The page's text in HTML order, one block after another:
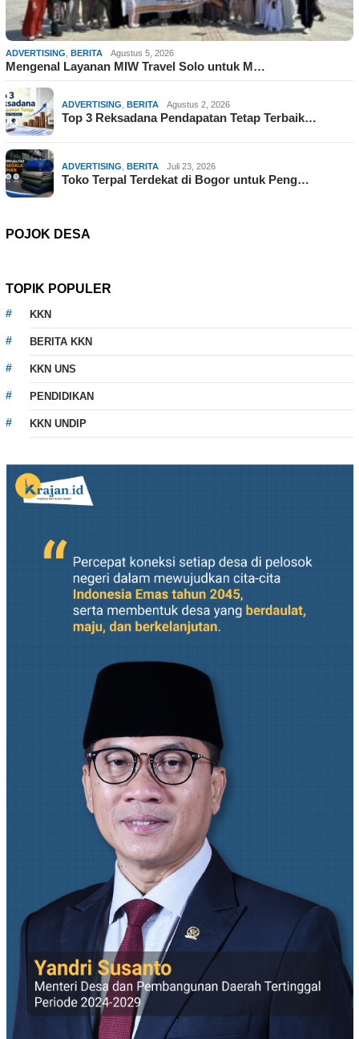
ADVERTISING, BERITA Agustus 5, 2026
Mengenal Layanan MIW Travel Solo untuk M…
ADVERTISING, BERITA Agustus 2, 2026
Top 3 Reksadana Pendapatan Tetap Terbaik…
ADVERTISING, BERITA Juli 23, 2026
Toko Terpal Terdekat di Bogor untuk Peng…
POJOK DESA
TOPIK POPULER
KKN
BERITA KKN
KKN UNS
PENDIDIKAN
KKN UNDIP